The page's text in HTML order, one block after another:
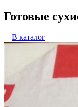
Готовые
В каталог